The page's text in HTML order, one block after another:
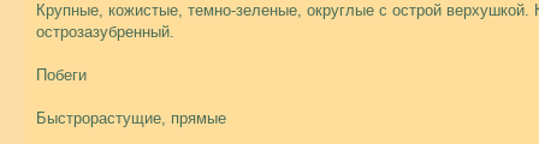
Крупные, кожистые, темно-зеленые, округлые с острой верхушкой.
острозазубренный.
Побеги
Быстрорастущие, прямые